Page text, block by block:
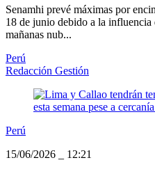
Senamhi prevé máximas por
18 de junio debido a la
mañanas nub...
Perú
Redacción Gestión
Perú
15/06/2026
12:21